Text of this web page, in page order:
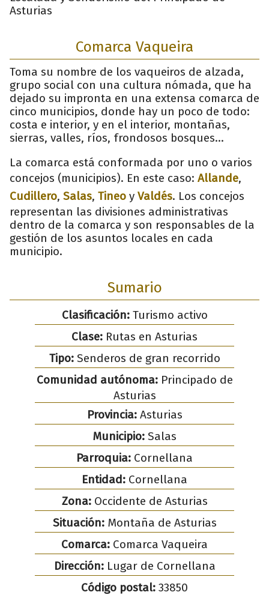
Asturias
Comarca Vaqueira
Toma su nombre de los vaqueiros de alzada,
grupo social con una cultura nómada, que ha
dejado su impronta en una extensa comarca de
cinco municipios, donde hay un poco de todo:
costa e interior, y en el interior, montañas,
sierras, valles, ríos, frondosos bosques…
La comarca está conformada por uno o varios
concejos (municipios). En este caso: Allande,
Cudillero, Salas, Tineo y Valdés. Los concejos
representan las divisiones administrativas
dentro de la comarca y son responsables de la
gestión de los asuntos locales en cada
municipio.
Sumario
Clasificación:Turismo activo
Clase: Rutas en Asturias
Tipo:Senderos de gran recorrido
Comunidad autónoma:Principado de
Asturias
Provincia:Asturias
Municipio: Salas
Parroquia: Cornellana
Entidad: Cornellana
Zona:Occidente de Asturias
Situación:Montaña de Asturias
Comarca: Comarca Vaqueira
Dirección:Lugar de Cornellana
Código postal: 33850